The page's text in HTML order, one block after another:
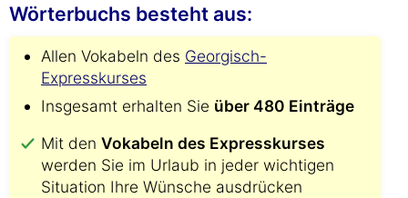
Wörterbuchs besteht aus:
Allen Vokabeln des Georgisch-
Expresskurses
Insgesamt erhalten Sie über 480 Einträge
Mit den Vokabeln des Expresskurses
werden Sie im Urlaub in jeder wichtigen
Situation Ihre Wünsche ausdrücken